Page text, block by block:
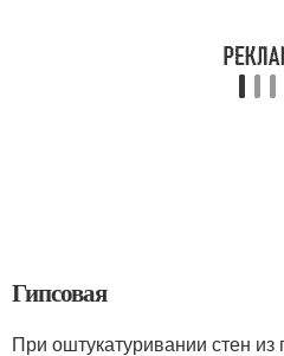
Гипсовая
При оштукатуривании стен из